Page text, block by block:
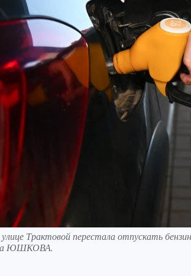
Трактовой перестала отпускать
ЮШКОВА.